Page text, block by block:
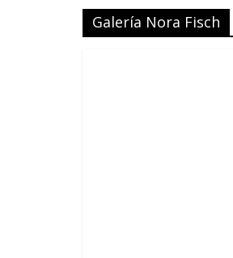
Galería Nora Fisch